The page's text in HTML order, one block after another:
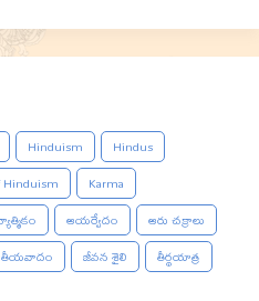
Hinduism
Hindus
Hinduism
Karma
ఆయర్వేదం
ఆరు చక్రాలు
జీవన శైలి
తీర్థయాత్ర